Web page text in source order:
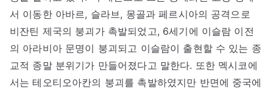
서 이동한 아바르, 슬라브, 몽골과 페르시아의 공격으로
비잔틴 제국의 붕괴가 촉발되었고, 6세기에 이슬람 이전
의 아라비아 문명이 붕괴되고 이슬람이 출현할 수 있는 종
교적 종말 분위기가 만들어졌다고 말한다. 또한 멕시코에
서는 테오티오아칸의 붕괴를 촉발하였지만 반면에 중국에